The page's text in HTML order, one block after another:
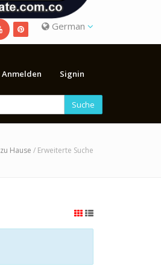
German
Anmelden Signin
Suche
zu Hause / Erweiterte Suche